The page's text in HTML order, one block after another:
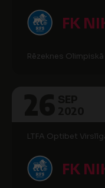
FK
Rēzeknes
LTFA Optibet
FK